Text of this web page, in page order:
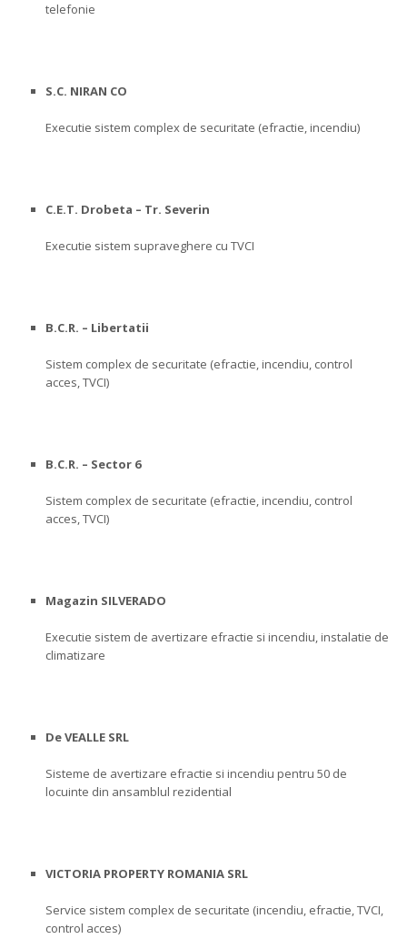
telefonie
S.C. NIRAN CO
Executie sistem complex de securitate (efractie, incendiu)
C.E.T. Drobeta – Tr. Severin
Executie sistem supraveghere cu TVCI
B.C.R. – Libertatii
Sistem complex de securitate (efractie, incendiu, control
acces, TVCI)
B.C.R. – Sector 6
Sistem complex de securitate (efractie, incendiu, control
acces, TVCI)
Magazin SILVERADO
Executie sistem de avertizare efractie si incendiu, instalatie de
climatizare
De VEALLE SRL
Sisteme de avertizare efractie si incendiu pentru 50 de
locuinte din ansamblul rezidential
VICTORIA PROPERTY ROMANIA SRL
Service sistem complex de securitate (incendiu, efractie, TVCI,
control acces)